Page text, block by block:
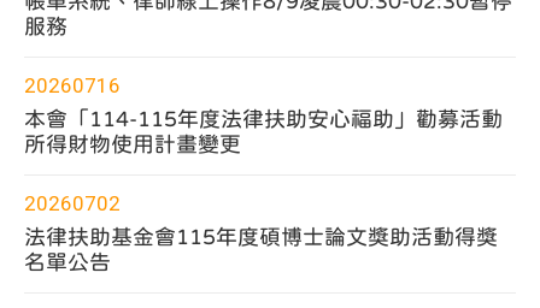
服務
20260716
本會「114-115年度法律扶助安心福助」勸募活動
所得財物使用計畫變更
20260702
法律扶助基金會115年度碩博士論文獎助活動得獎
名單公告